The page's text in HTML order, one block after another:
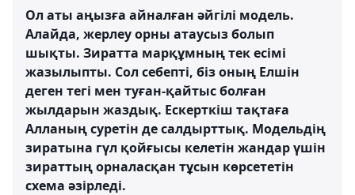
Ол аты аңызға айналған әйгілі модель.
Алайда, жерлеу орны атаусыз болып
шықты. Зиратта марқұмның тек есімі
жазылыпты. Сол себепті, біз оның Елшін
деген тегі мен туған-қайтыс болған
жылдарын жаздық. Ескерткіш тақтаға
Алланың суретін де салдырттық. Модельдің
зиратына гүл қойғысы келетін жандар үшін
зираттың орналасқан тұсын көрсететін
схема әзірледі.